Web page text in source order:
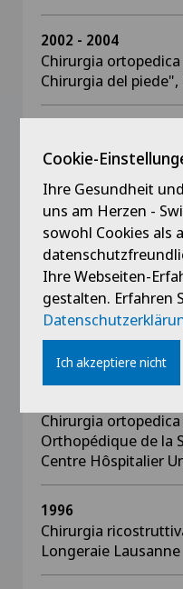
2002 - 2004
Chirurgia
Chirurgia del
Chirurgia
estremità inferiori",
2001
Diploma specialista
traumatologia
1999
Chiururgia
Chirurgia
Orthopédique de la
Centre Hôspitalier
1996
Chirurgia
Longeraie Lausanne
Cookie-
Ihre Gesundheit
uns am Herzen -
sowohl Cookies als
Ihre Webseiten-
gestalten. Erfahren
Ich akzeptiere nicht